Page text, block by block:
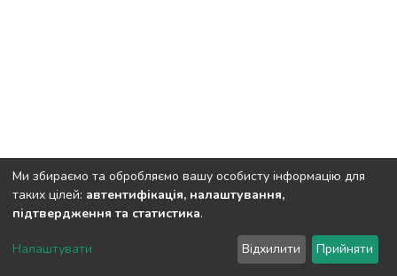
DSpace software copyright © 2002-2026 LYRASIS
Send Feedback
Ми збираємо та обробляємо вашу особисту інформацію для
таких цілей: автентифікація, налаштування,
підтвердження та статистика.
Налаштувати Відхилити Прийняти